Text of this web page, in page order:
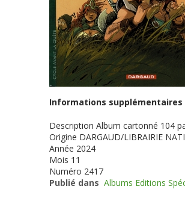
Informations supplémentaires
Description Album cartonné 104
Origine DARGAUD/LIBRAIRIE
Année 2024
Mois 11
Numéro 2417
Publié dans Albums Editions